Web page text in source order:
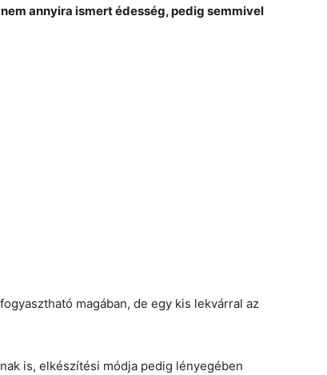
annyira ismert édesség, pedig semmivel
magában, de egy kis lekvárral az
is, elkészítési módja pedig lényegében